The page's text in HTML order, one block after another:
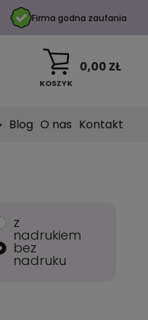
Firma godna zaufania
KOSZYK
0,00 ZŁ
Blog O nas Kontakt
z
nadrukiem
bez
nadruku